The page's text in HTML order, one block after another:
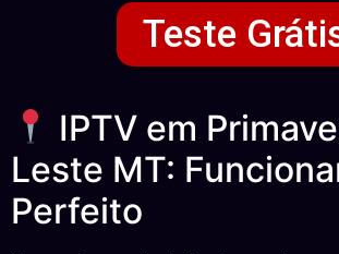
Teste
IPTV em
Leste MT:
Perfeito